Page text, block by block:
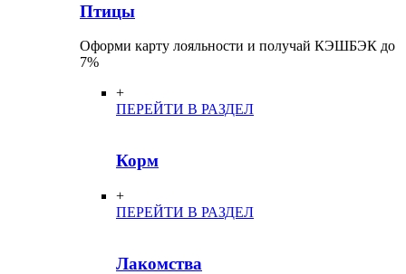
Птицы
Оформи карту лояльности и получай КЭШБЭК до
7%
+
ПЕРЕЙТИ В РАЗДЕЛ
Корм
+
ПЕРЕЙТИ В РАЗДЕЛ
Лакомства